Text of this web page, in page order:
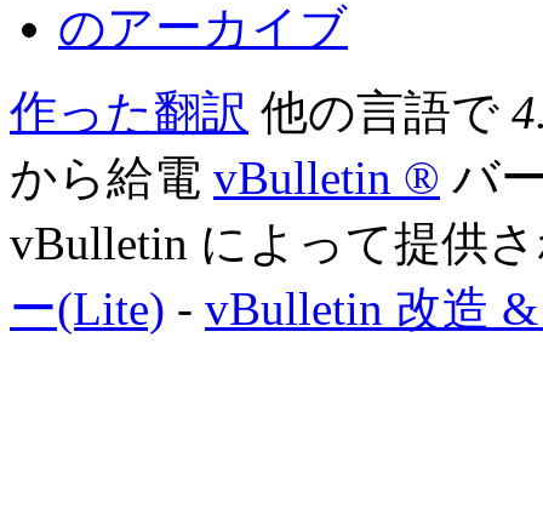
のアーカイブ
作った翻訳 他の言語で
から給電 vBulletin ® バ
vBulletin によって提供
ー(Lite) - vBulletin 改造